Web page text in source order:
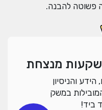
פשוטה להבנה.
מנצחת
והניסיון
במשק
ביד!